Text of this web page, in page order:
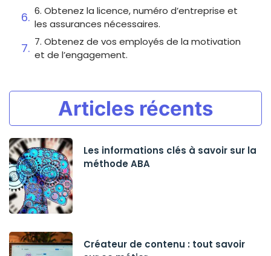
6. Obtenez la licence, numéro d’entreprise et
les assurances nécessaires.
7. Obtenez de vos employés de la motivation
et de l’engagement.
Articles récents
Les informations clés à savoir sur la
méthode ABA
Créateur de contenu : tout savoir